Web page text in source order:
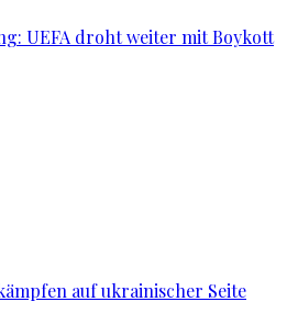
UEFA droht weiter mit Boykott
auf ukrainischer Seite